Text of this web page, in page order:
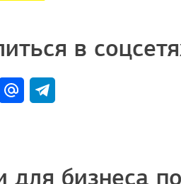
в
для бизнеса